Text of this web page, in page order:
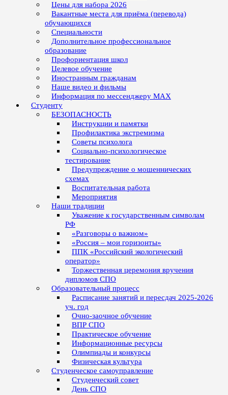
Цены для набора 2026
Вакантные места для приёма (перевода)
обучающихся
Специальности
Дополнительное профессиональное
образование
Профориентация школ
Целевое обучение
Иностранным гражданам
Наше видео и фильмы
Информация по мессенджеру MAX
Студенту
БЕЗОПАСНОСТЬ
Инструкции и памятки
Профилактика экстремизма
Советы психолога
Социально-психологическое
тестирование
Предупреждение о мошеннических
схемах
Воспитательная работа
Мероприятия
Наши традиции
Уважение к государственным символам
РФ
«Разговоры о важном»
«Россия – мои горизонты»
ППК «Российский экологический
оператор»
Торжественная церемония вручения
дипломов СПО
Образовательный процесс
Расписание занятий и пересдач 2025-2026
уч. год
Очно-заочное обучение
ВПР СПО
Практическое обучение
Информационные ресурсы
Олимпиады и конкурсы
Физическая культура
Студенческое самоуправление
Студенческий совет
День СПО